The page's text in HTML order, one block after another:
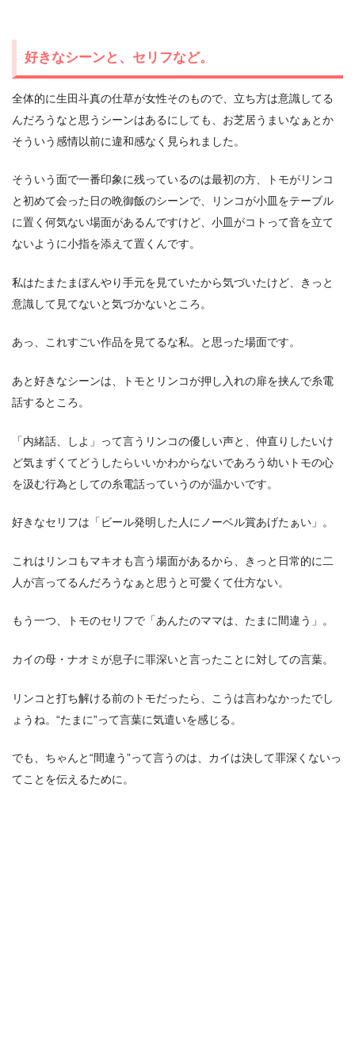
好きなシーンと、セリフなど。
全体的に生田斗真の仕草が女性そのもので、立ち方は意識してる
んだろうなと思うシーンはあるにしても、お芝居うまいなぁとか
そういう感情以前に違和感なく見られました。
そういう面で一番印象に残っているのは最初の方、トモがリンコ
と初めて会った日の晩御飯のシーンで、リンコが小皿をテーブル
に置く何気ない場面があるんですけど、小皿がコトって音を立て
ないように小指を添えて置くんです。
私はたまたまぼんやり手元を見ていたから気づいたけど、きっと
意識して見てないと気づかないところ。
あっ、これすごい作品を見てるな私。と思った場面です。
あと好きなシーンは、トモとリンコが押し入れの扉を挟んで糸電
話するところ。
「内緒話、しよ」って言うリンコの優しい声と、仲直りしたいけ
ど気まずくてどうしたらいいかわからないであろう幼いトモの心
を汲む行為としての糸電話っていうのが温かいです。
好きなセリフは「ビール発明した人にノーベル賞あげたぁい」。
これはリンコもマキオも言う場面があるから、きっと日常的に二
人が言ってるんだろうなぁと思うと可愛くて仕方ない。
もう一つ、トモのセリフで「あんたのママは、たまに間違う」。
カイの母・ナオミが息子に罪深いと言ったことに対しての言葉。
リンコと打ち解ける前のトモだったら、こうは言わなかったでし
ょうね。“たまに”って言葉に気遣いを感じる。
でも、ちゃんと“間違う”って言うのは、カイは決して罪深くないっ
てことを伝えるために。